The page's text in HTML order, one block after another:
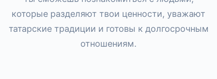
которые разделяют твои ценности, уважают
татарские традиции и готовы к долгосрочным
отношениям.